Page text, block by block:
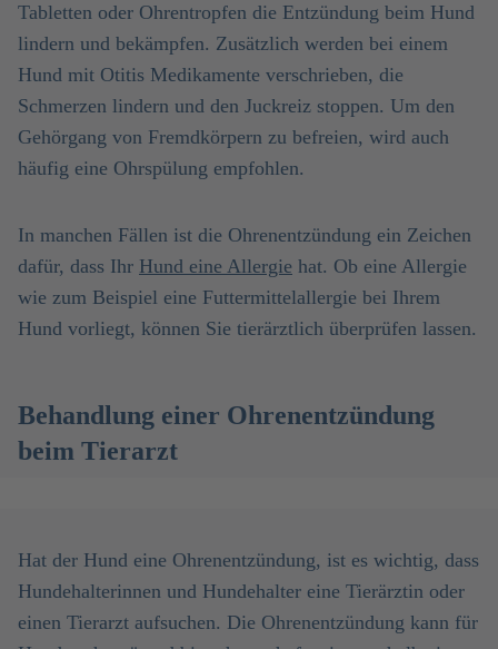
Tabletten oder Ohrentropfen die Entzündung beim Hund
lindern und bekämpfen. Zusätzlich werden bei einem
Hund mit Otitis Medikamente verschrieben, die
Schmerzen lindern und den Juckreiz stoppen. Um den
Gehörgang von Fremdkörpern zu befreien, wird auch
häufig eine Ohrspülung empfohlen.
In manchen Fällen ist die Ohrenentzündung ein Zeichen
dafür, dass Ihr Hund eine Allergie hat. Ob eine Allergie
wie zum Beispiel eine Futtermittelallergie bei Ihrem
Hund vorliegt, können Sie tierärztlich überprüfen lassen.
Behandlung einer Ohrenentzündung
beim Tierarzt
Hat der Hund eine Ohrenentzündung, ist es wichtig, dass
Hundehalterinnen und Hundehalter eine Tierärztin oder
einen Tierarzt aufsuchen. Die Ohrenentzündung kann für